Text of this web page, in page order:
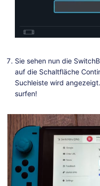
Sie sehen nun die
auf die Schaltfläche
Suchleiste wird
surfen!